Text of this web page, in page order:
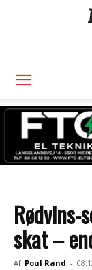
Rødvins-
skat –
Af Poul Rand -